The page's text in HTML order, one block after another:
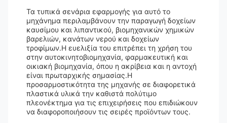
Τα τυπικά σενάρια εφαρμογής για αυτό το
μηχάνημα περιλαμβάνουν την παραγωγή δοχείων
καυσίμου και λιπαντικού, βιομηχανικών χημικών
βαρελιών, κανάτων νερού και δοχείων
τροφίμων.Η ευελιξία του επιτρέπει τη χρήση του
στην αυτοκινητοβιομηχανία, φαρμακευτική και
οικιακή βιομηχανία, όπου η ακρίβεια και η αντοχή
είναι πρωταρχικής σημασίας.Η
προσαρμοστικότητα της μηχανής σε διαφορετικά
πλαστικά υλικά την καθιστά πολύτιμο
πλεονέκτημα για τις επιχειρήσεις που επιδιώκουν
να διαφοροποιήσουν τις σειρές προϊόντων τους.